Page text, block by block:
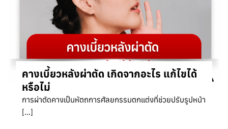
คางเบี้ยวหลังผ่าตัด เกิดจากอะไร แก้ไขได้
หรือไม่
การผ่าตัดคางเป็นหัตถการศัลยกรรมตกแต่งที่ช่วยปรับรูปหน้า
[…]